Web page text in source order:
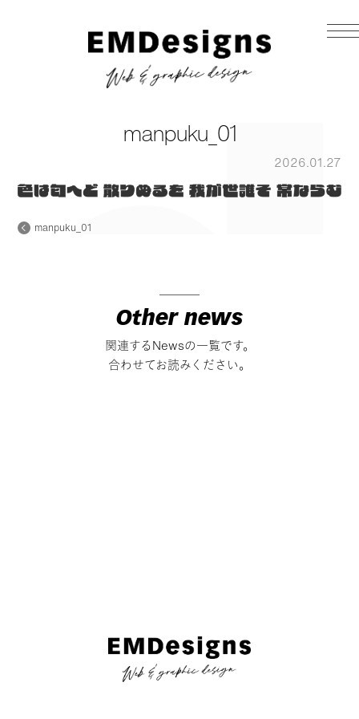
manpuku_01
2026.01.27
manpuku_01
Other news
関連するNewsの一覧です。
合わせてお読みください。